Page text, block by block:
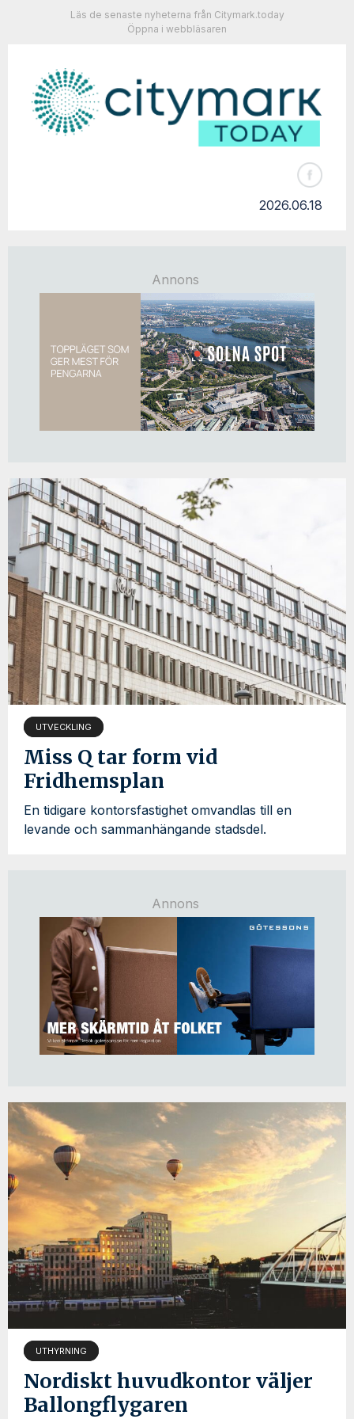
Läs de senaste nyheterna från Citymark.today
Öppna i webbläsaren
2026.06.18
Annons
UTVECKLING
Miss Q tar form vid
Fridhemsplan
En tidigare kontorsfastighet omvandlas till en
levande och sammanhängande stadsdel.
Annons
UTHYRNING
Nordiskt huvudkontor väljer
Ballongflygaren